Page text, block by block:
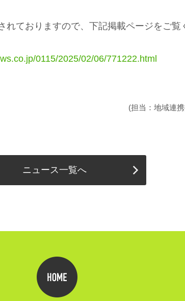
れておりますので、下記掲載ページをご覧
0115/2025/02/06/771222.html
(担当：地域連
ニュース一覧へ